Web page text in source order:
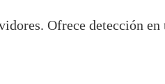
Ofrece detección